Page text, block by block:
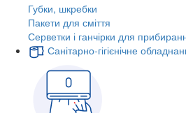
Губки, шкребки
Пакети для сміття
Серветки і ганчірки для
Санітарно-гігієнічне